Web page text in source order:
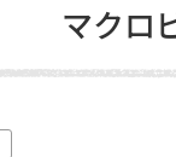
マクロ